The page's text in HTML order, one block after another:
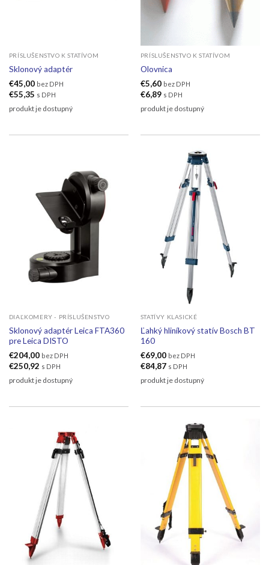
PRÍSLUŠENSTVO K STATÍVOM
Sklonový adaptér
€45,00 bez DPH
€55,35 s DPH
produkt je dostupný
PRÍSLUŠENSTVO K STATÍVOM
Olovnica
€5,60 bez DPH
€6,89 s DPH
produkt je dostupný
DIAĽKOMERY - PRÍSLUŠENSTVO
Sklonový adaptér Leica FTA360
pre Leica DISTO
€204,00 bez DPH
€250,92 s DPH
produkt je dostupný
STATÍVY KLASICKÉ
Ľahký hliníkový statív Bosch BT
160
€69,00 bez DPH
€84,87 s DPH
produkt je dostupný